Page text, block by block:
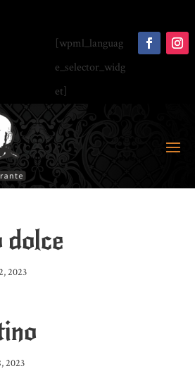
[wpml_languag
e_selector_widg
et]
dolce
2023
2023